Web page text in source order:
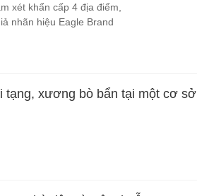
xét khẩn cấp 4 địa điểm,
nhãn hiệu Eagle Brand
tạng, xương bò bẩn tại một cơ sở